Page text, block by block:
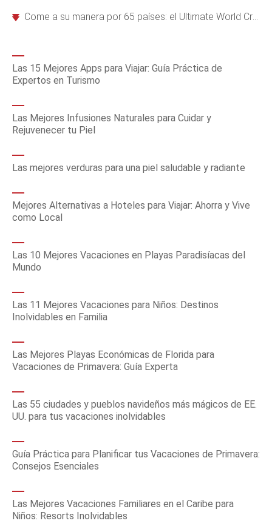
Come a su manera por 65 países: el Ultimate World Cruise de Royal Caribbean
Las 15 Mejores Apps para Viajar: Guía Práctica de
Expertos en Turismo
Las Mejores Infusiones Naturales para Cuidar y
Rejuvenecer tu Piel
Las mejores verduras para una piel saludable y radiante
Mejores Alternativas a Hoteles para Viajar: Ahorra y Vive
como Local
Las 10 Mejores Vacaciones en Playas Paradisíacas del
Mundo
Las 11 Mejores Vacaciones para Niños: Destinos
Inolvidables en Familia
Las Mejores Playas Económicas de Florida para
Vacaciones de Primavera: Guía Experta
Las 55 ciudades y pueblos navideños más mágicos de EE.
UU. para tus vacaciones inolvidables
Guía Práctica para Planificar tus Vacaciones de Primavera:
Consejos Esenciales
Las Mejores Vacaciones Familiares en el Caribe para
Niños: Resorts Inolvidables